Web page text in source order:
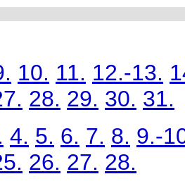
10. 11. 12.-13.
28. 29. 30. 31.
4. 5. 6. 7. 8. 9.-
26. 27. 28.